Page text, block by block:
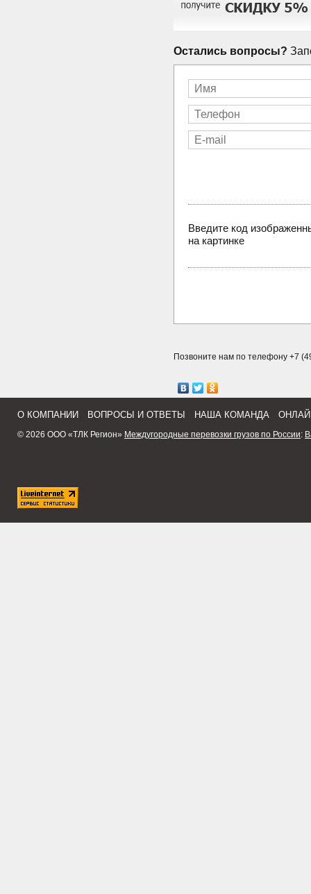
Остались вопросы?
Введите код
на картинке
Позвоните нам по телефону +7
О КОМПАНИИ ВОПРОСЫ И ОТВЕТЫ НАША КОМАНДА
© 2026 ООО «ТЛК Регион» Междугородные перевозки грузов по России: